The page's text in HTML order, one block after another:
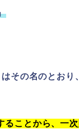
その名のとおり、
ることから、一